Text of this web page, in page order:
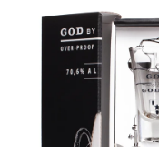
produktu
hviezdičiek.